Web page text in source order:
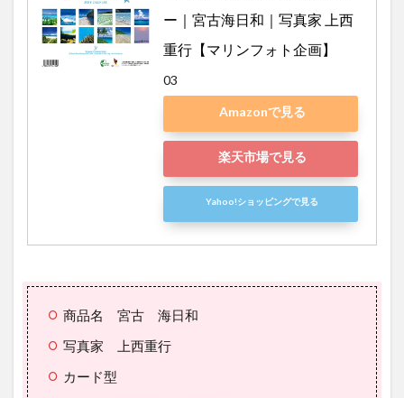
ー｜宮古海日和｜写真家 上西
重行【マリンフォト企画】
03
Amazonで見る
楽天市場で見る
Yahoo!ショッピングで見る
商品名 宮古 海日和
写真家 上西重行
カード型